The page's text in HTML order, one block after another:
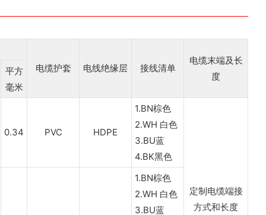
电缆护套
电线绝缘层 接线清单
电缆末端及长
度
平方
毫米
0.34 PVC HDPE
1.BN棕色
2.WH 白色
3.BU蓝
4.BK黑色
定制电缆端接
方式和长度
1.BN棕色
2.WH 白色
3.BU蓝